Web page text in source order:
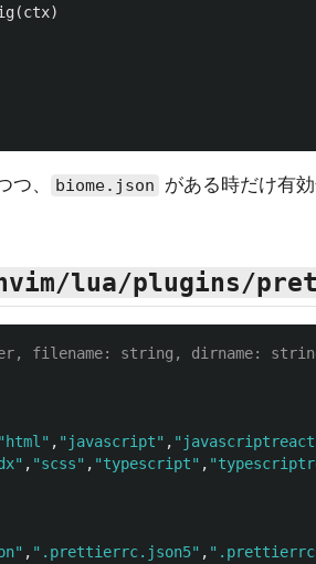
(ctx)
つ、 biome.json がある時だけ有効
lua/plugins/
filename: string, dirname:
"html" , "javascript" ,
, "scss" , "typescript" ,
, ".prettierrc.json5" ,